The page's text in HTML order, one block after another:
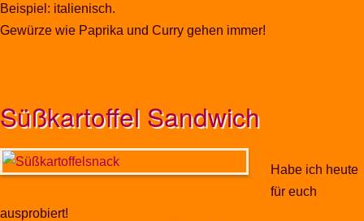
Beispiel: italienisch.
Gewürze wie Paprika und Curry gehen immer!
Süßkartoffel Sandwich
Habe ich heute
für euch
ausprobiert!